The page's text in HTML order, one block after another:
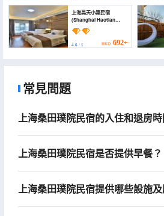
上海昊天小築民宿
(Shanghai Haotian
Homestay)
4.6 / 5 HKD 692+
常見問題
上海桑田璞院民宿的入住和退房
上海桑田璞院民宿是否提供早餐？
上海桑田璞院民宿提供哪些設施及